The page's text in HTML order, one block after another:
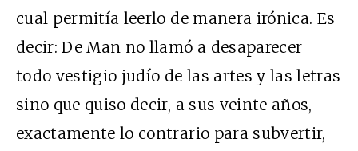
cual permitía leerlo de manera irónica. Es
decir: De Man no llamó a desaparecer
todo vestigio judío de las artes y las letras
sino que quiso decir, a sus veinte años,
exactamente lo contrario para subvertir,